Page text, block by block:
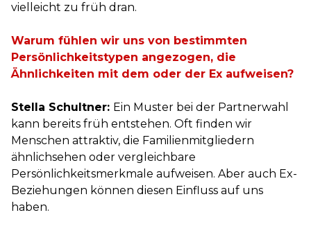
vielleicht zu früh dran.
Warum fühlen wir uns von bestimmten
Persönlichkeitstypen angezogen, die
Ähnlichkeiten mit dem oder der Ex aufweisen?
Stella Schultner: Ein Muster bei der Partnerwahl
kann bereits früh entstehen. Oft finden wir
Menschen attraktiv, die Familienmitgliedern
ähnlichsehen oder vergleichbare
Persönlichkeitsmerkmale aufweisen. Aber auch Ex-
Beziehungen können diesen Einfluss auf uns
haben.